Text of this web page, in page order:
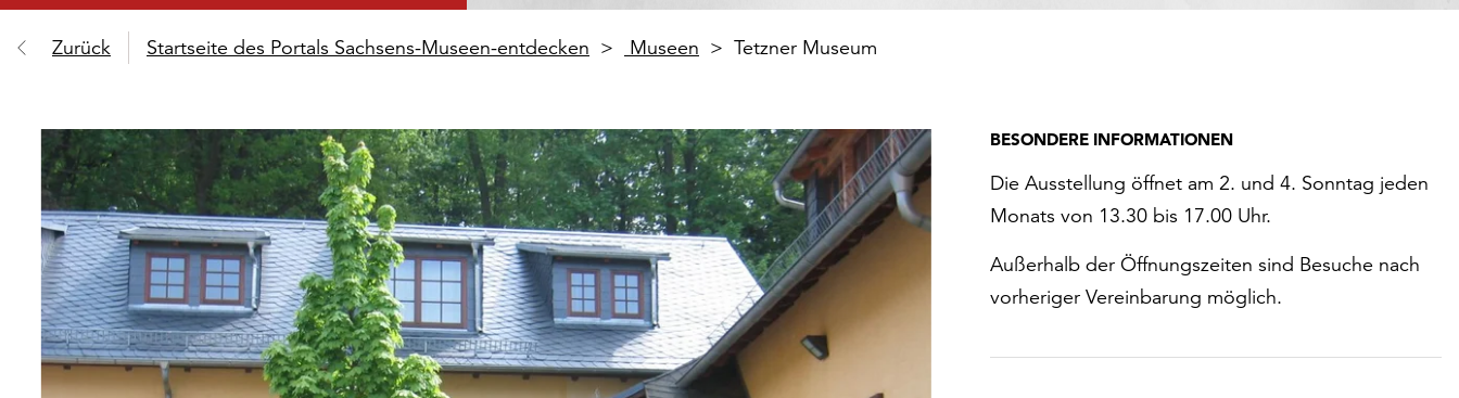
Zurück Startseite des Portals Sachsens-Museen-entdecken Museen Tetzner Museum
BESONDERE INFORMATIONEN
Die Ausstellung öffnet am 2. und 4. Sonntag jeden
Monats von 13.30 bis 17.00 Uhr.
Außerhalb der Öffnungszeiten sind Besuche nach
vorheriger Vereinbarung möglich.